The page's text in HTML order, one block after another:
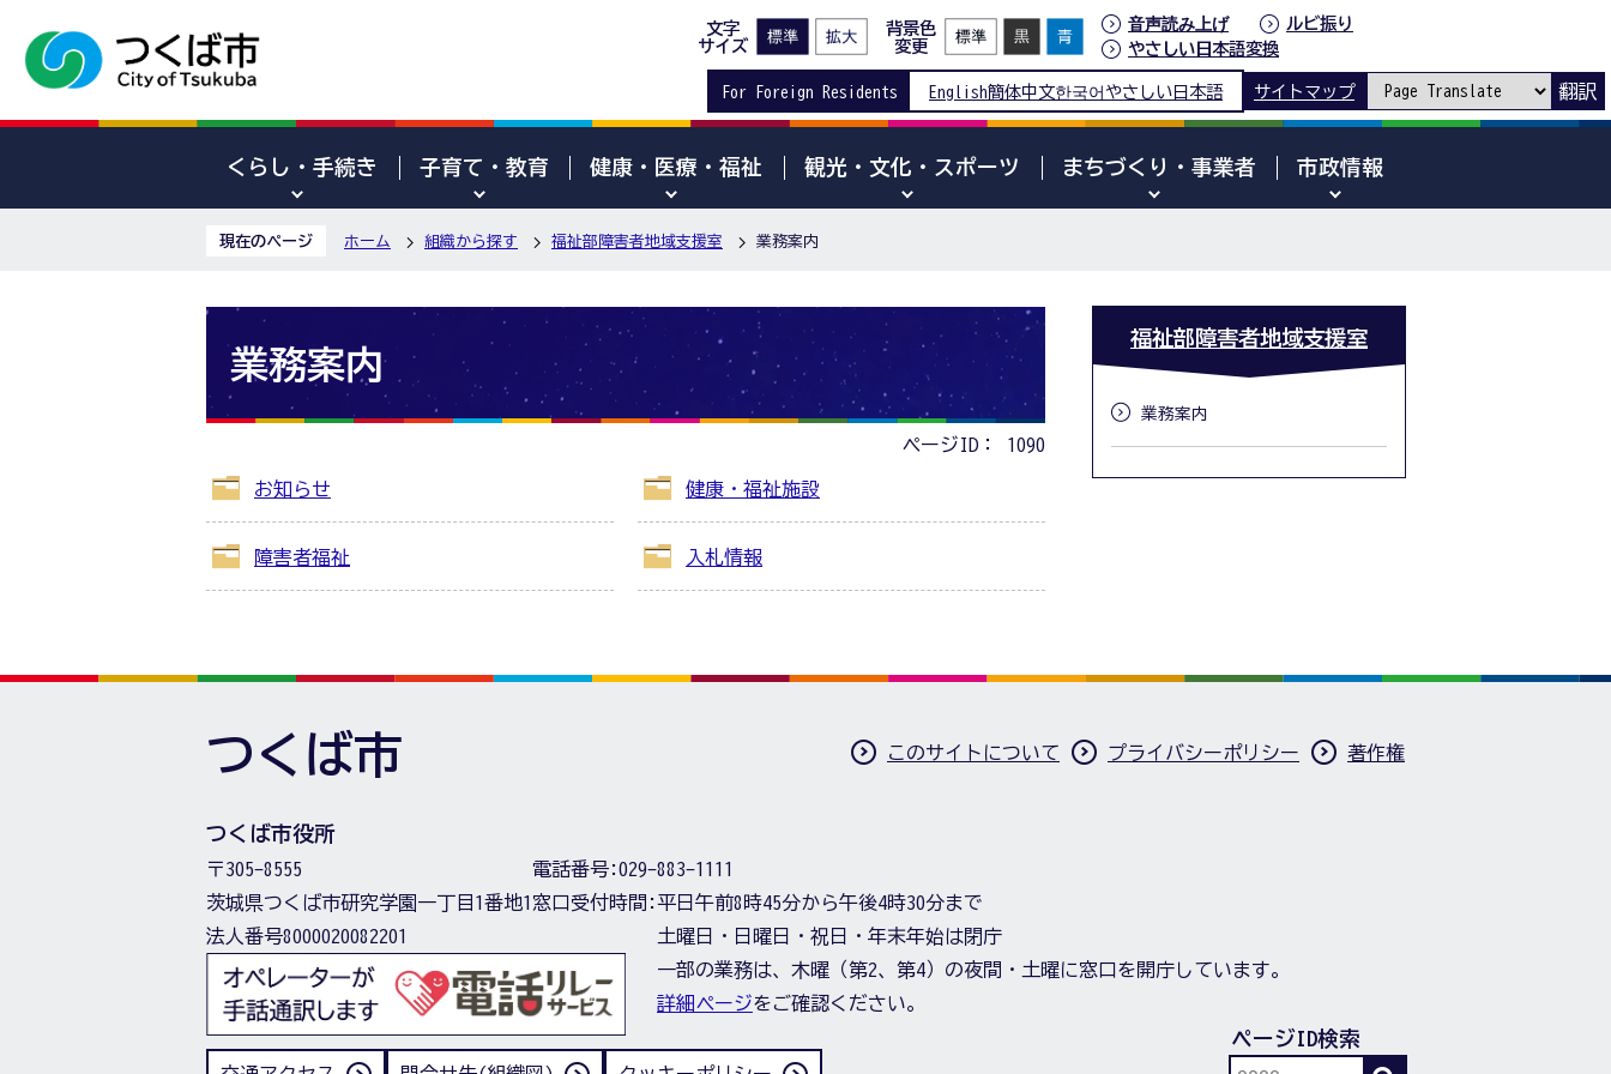
文字
サイズ
背景色
変更
音声読み上げ
ルビ振り
やさしい日本語変換
For Foreign Residents English簡体中文한국어 やさしい日本語 サイトマップ 翻訳
くらし・手続き 子育て・教育 健康・医療・福祉 観光・文化・スポーツ まちづくり・事業者 市政情報
現在のページ ホーム 組織から探す 福祉部障害者地域支援室 業務案内
業務案内
ページID： 1090
お知らせ 健康・福祉施設
障害者福祉 入札情報
福祉部障害者地域支援室
業務案内
つくば市 このサイトについて プライバシーポリシー 著作権
つくば市役所
〒305-8555
茨城県つくば市研究学園一丁目1番地1
法人番号8000020082201
電話番号:029-883-1111
窓口受付時間:平日午前8時45分から午後4時30分まで
土曜日・日曜日・祝日・年末年始は閉庁
一部の業務は、木曜（第2、第4）の夜間・土曜に窓口を開庁しています。
詳細ページをご確認ください。
ページID検索